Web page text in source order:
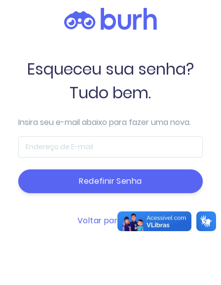
Esqueceu sua senha?
Tudo bem.
Insira seu e-mail abaixo para fazer uma nova.
Redefinir Senha
Voltar para login